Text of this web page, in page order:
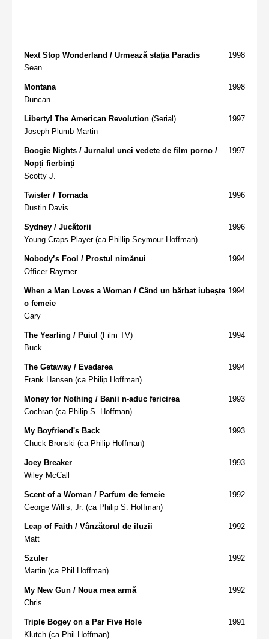
1998
Next Stop Wonderland / Urmează stația Paradis
Sean
1998
Montana
Duncan
1997
Liberty! The American Revolution (Serial)
Joseph Plumb Martin
1997
Boogie Nights / Jurnalul unei vedete de film porno /
Nopți fierbinți
Scotty J.
1996
Twister / Tornada
Dustin Davis
1996
Sydney / Jucătorii
Young Craps Player (ca Phillip Seymour Hoffman)
1994
Nobody’s Fool / Prostul nimănui
Officer Raymer
1994
When a Man Loves a Woman / Când un bărbat iubește
o femeie
Gary
1994
The Yearling / Puiul (Film TV)
Buck
1994
The Getaway / Evadarea
Frank Hansen (ca Philip Hoffman)
1993
Money for Nothing / Banii n-aduc fericirea
Cochran (ca Philip S. Hoffman)
1993
My Boyfriend's Back
Chuck Bronski (ca Philip Hoffman)
1993
Joey Breaker
Wiley McCall
1992
Scent of a Woman / Parfum de femeie
George Willis, Jr. (ca Philip S. Hoffman)
1992
Leap of Faith / Vânzătorul de iluzii
Matt
1992
Szuler
Martin (ca Phil Hoffman)
1992
My New Gun / Noua mea armă
Chris
1991
Triple Bogey on a Par Five Hole
Klutch (ca Phil Hoffman)